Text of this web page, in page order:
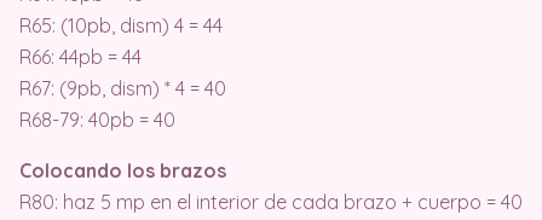
R65: (10pb, dism) 4 = 44
R66: 44pb = 44
R67: (9pb, dism) * 4 = 40
R68-79: 40pb = 40
Colocando los brazos
R80: haz 5 mp en el interior de cada brazo + cuerpo = 40